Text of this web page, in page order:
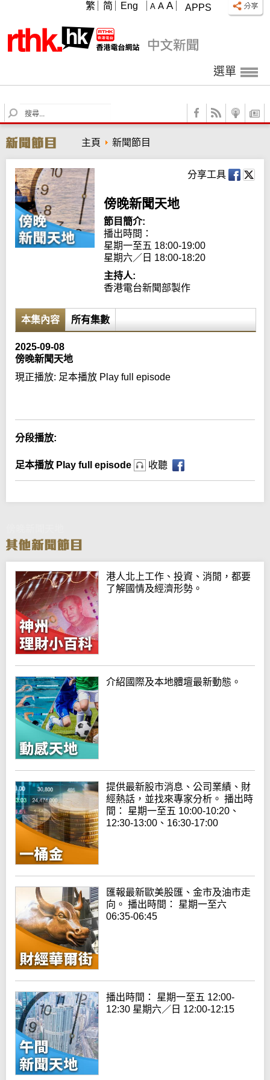
APPS
A A A
繁 简 Eng
選單
S
e
r
c
h
主頁 新聞節目
分享工具
傍晚新聞天地
節目簡介:
播出時間：
星期一至五 18:00-19:00
星期六／日 18:00-18:20
主持人:
香港電台新聞部製作
本集內容 所有集數
2025-09-08
傍晚新聞天地
現正播放: 足本播放 Play full episode
分段播放:
足本播放 Play full episode 收聽
港人北上工作、投資、消閒，都要
了解國情及經濟形勢。
介紹國際及本地體壇最新動態。
提供最新股市消息、公司業績、財
經熱話，並找來專家分析。 播出時
間： 星期一至五 10:00-10:20、
12:30-13:00、16:30-17:00
匯報最新歐美股匯、金市及油市走
向。 播出時間： 星期一至六
06:35-06:45
播出時間： 星期一至五 12:00-
12:30 星期六／日 12:00-12:15